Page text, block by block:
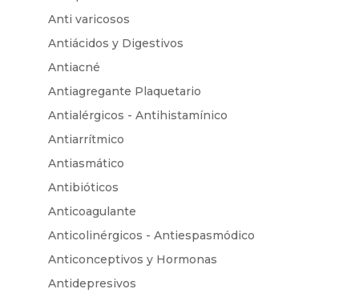
Anti varicosos
Antiácidos y Digestivos
Antiacné
Antiagregante Plaquetario
Antialérgicos - Antihistamínico
Antiarrítmico
Antiasmático
Antibióticos
Anticoagulante
Anticolinérgicos - Antiespasmódico
Anticonceptivos y Hormonas
Antidepresivos